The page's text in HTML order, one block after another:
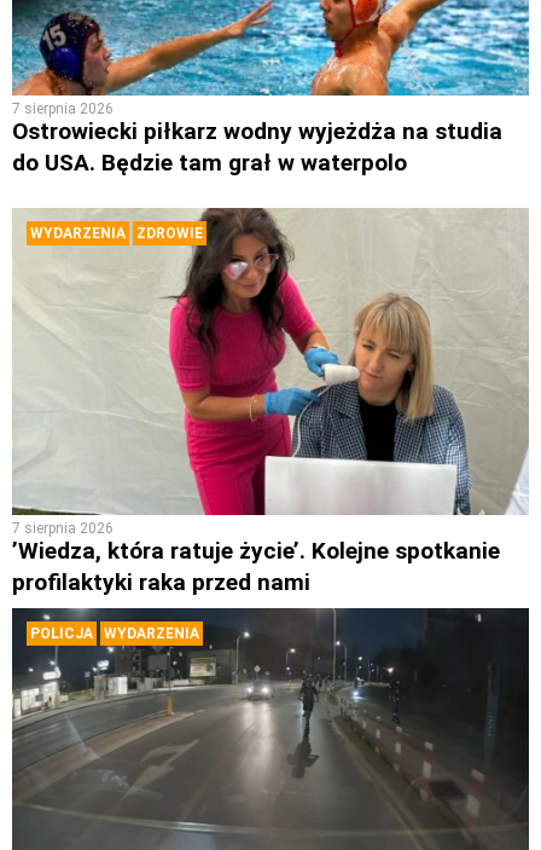
7 sierpnia 2026
Ostrowiecki piłkarz wodny wyjeżdża na studia
do USA. Będzie tam grał w waterpolo
WYDARZENIA ZDROWIE
7 sierpnia 2026
’Wiedza, która ratuje życie’. Kolejne spotkanie
profilaktyki raka przed nami
POLICJA WYDARZENIA